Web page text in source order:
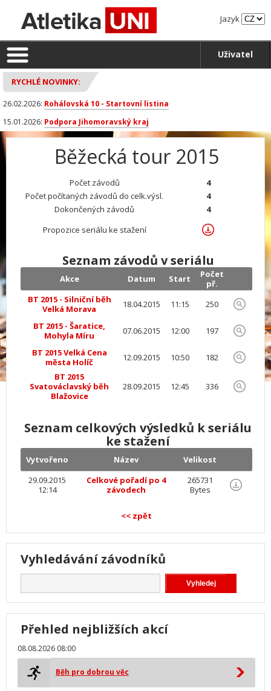
Jazyk
Uživatel
RYCHLÉ NOVINKY:
26.02.2026: Rohálovská 10 - Startovní listina
15.01.2026: Podpora Jihomoravský kraj
Běžecká tour 2015
Počet závodů
4
Počet počítaných závodů do celk.výsl.
4
Dokončených závodů
4
Propozice seriálu ke stažení
Seznam závodů v seriálu
Akce Datum Start
Počet
př.
BT 2015 - Silniční běh
Velká Morava
18.04.2015 11:15
250
BT 2015 - Šaratice,
Mohyla Míru
07.06.2015 12:00
197
BT 2015 Velká Cena
města Holíč
12.09.2015 10:50
182
BT 2015
Svatováclavský běh
Blažovice
28.09.2015 12:45 336
Seznam celkových výsledků k seriálu
ke stažení
Vytvořeno Název
Velikost
29.09.2015
12:14
Celkové pořadí po 4
závodech
265731
Bytes
<< zpět
Vyhledávání závodníků
Přehled nejbližších akcí
08.08.2026 08:00
Běh pro dobrou věc